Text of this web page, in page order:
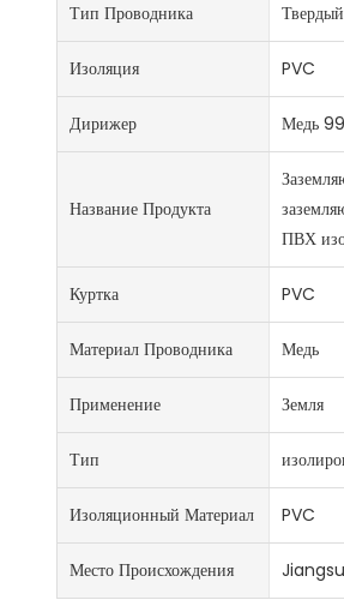
Тип Проводника Твердый
Изоляция PVC
Дирижер Медь
Название Продукта
ПВХ
Куртка PVC
Материал Проводника Медь
Применение Земля
Тип
Изоляционный Материал PVC
Место Происхождения